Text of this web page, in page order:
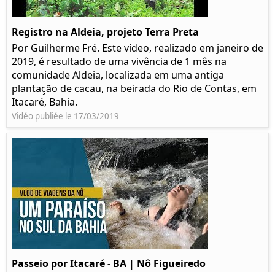
Registro na Aldeia, projeto Terra Preta
Por Guilherme Fré. Este vídeo, realizado em janeiro de
2019, é resultado de uma vivência de 1 mês na
comunidade Aldeia, localizada em uma antiga
plantação de cacau, na beirada do Rio de Contas, em
Itacaré, Bahia.
Vidéo publiée le 17/03/2019
Passeio por Itacaré - BA | Nô Figueiredo